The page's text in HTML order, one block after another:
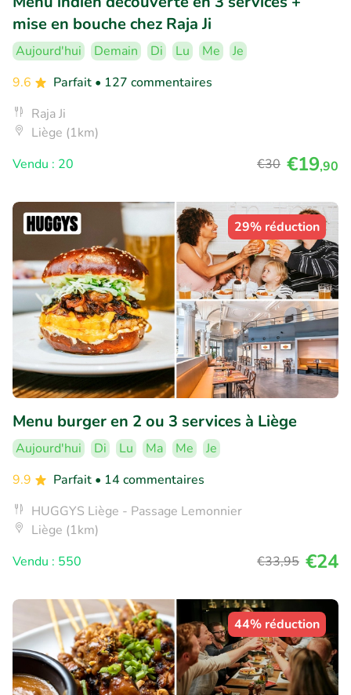
mise en bouche chez Raja Ji
Aujourd'hui Demain Di Lu Me
Je
9.6
Parfait • 127 commentaires
Raja Ji
Liège (1km)
Vendu : 20
€30 €19,90
29% réduction
Menu burger en 2 ou 3 services à Liège
Aujourd'hui Di Lu Ma Me
Je
9.9
Parfait • 14 commentaires
HUGGYS Liège - Passage Lemonnier
Liège (1km)
Vendu : 550
€33,95 €24
44% réduction